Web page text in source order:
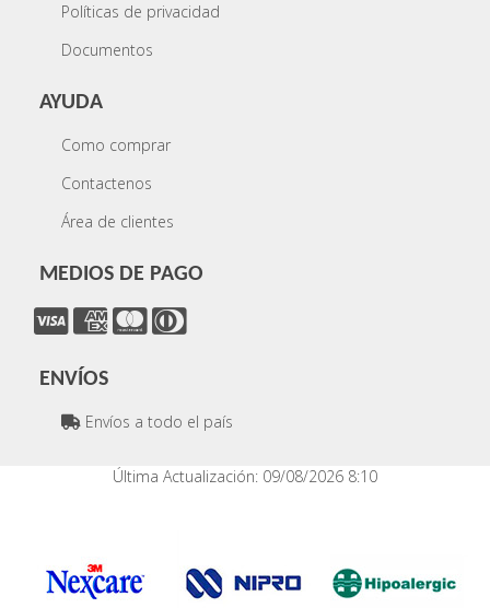
Políticas de privacidad
Documentos
AYUDA
Como comprar
Contactenos
Área de clientes
MEDIOS DE PAGO
ENVÍOS
Envíos a todo el país
Última Actualización: 09/08/2026 8:10